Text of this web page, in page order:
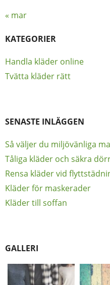
« mar
KATEGORIER
Handla kläder online
Tvätta kläder rätt
SENASTE INLÄGGEN
Så väljer du miljövänliga
Tåliga kläder och säkra
Rensa kläder vid
Kläder för maskerader
Kläder till soffan
GALLERI